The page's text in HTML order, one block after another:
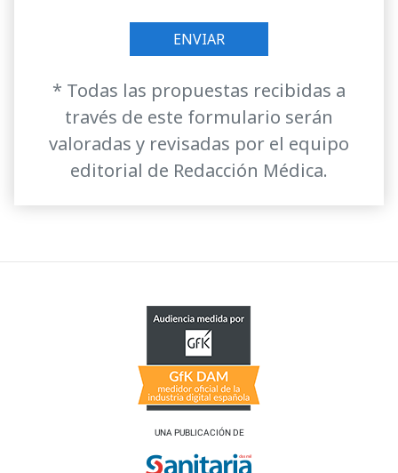
* Todas las propuestas recibidas a
través de este formulario serán
valoradas y revisadas por el equipo
editorial de Redacción Médica.
UNA PUBLICACIÓN DE